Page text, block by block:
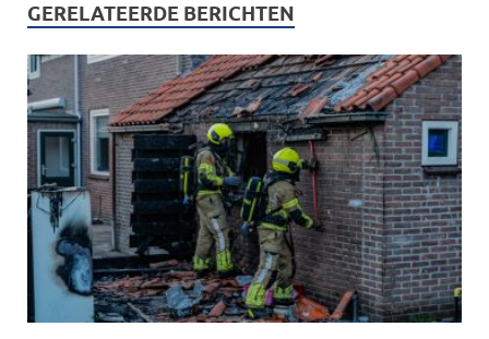
GERELATEERDE BERICHTEN